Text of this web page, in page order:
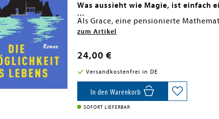
Was aussieht wie Magie, ist einfach
...
Als Grace, eine pensionierte
ein heruntergekommenes Häuschen
Ohne Rückflugticket, Reiseführer
Suche nach Antworten über das
sie dabei entdeckt, ist merkwürdiger,
Wahrheit, die unmöglicher kaum sein
können, muss Grace sich erst ihrer
die lebensverändernde Kraft eines
»Grandios. Ein wunderschöner
Vorstellungskraft.« Benedict
"Die Unmöglichkeit des Lebens" -
Millionen-Bestsellers und der
zum Artikel
24,00 €
Versandkostenfrei in DE
In den Warenkorb
SOFORT LIEFERBAR